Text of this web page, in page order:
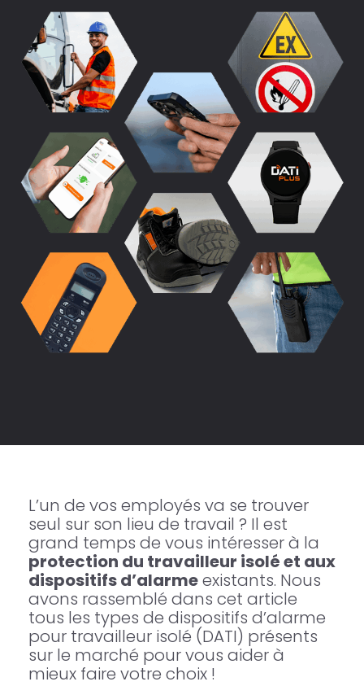
L’un de vos employés va se trouver
seul sur son lieu de travail ? Il est
grand temps de vous intéresser à la
protection du travailleur isolé et aux
dispositifs d’alarmeexistants. Nous
avons rassemblé dans cet article
tous les types de dispositifs d’alarme
pour travailleur isolé (DATI) présents
sur le marché pour vous aider à
mieux faire votre choix !